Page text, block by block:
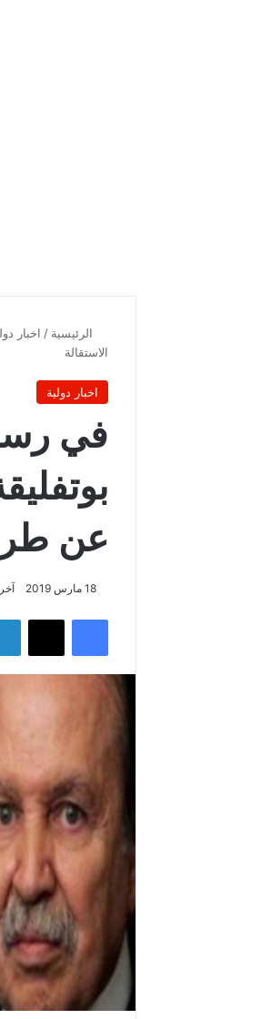
الرئيسية / اخبار
الاستقالة
اخبار دولية
في
عن
18 مارس 2019 آخر
فيسبوك